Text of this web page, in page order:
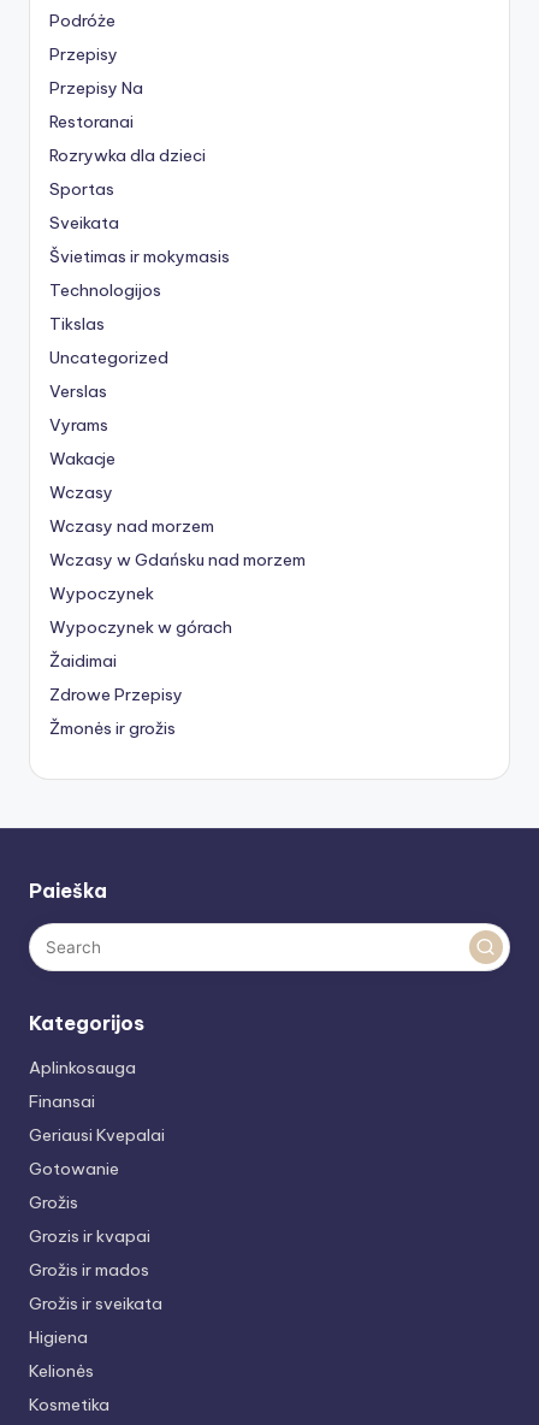
Podróże
Przepisy
Przepisy Na
Restoranai
Rozrywka dla dzieci
Sportas
Sveikata
Švietimas ir mokymasis
Technologijos
Tikslas
Uncategorized
Verslas
Vyrams
Wakacje
Wczasy
Wczasy nad morzem
Wczasy w Gdańsku nad morzem
Wypoczynek
Wypoczynek w górach
Žaidimai
Zdrowe Przepisy
Žmonės ir grožis
Paieška
Kategorijos
Aplinkosauga
Finansai
Geriausi Kvepalai
Gotowanie
Grožis
Grozis ir kvapai
Grožis ir mados
Grožis ir sveikata
Higiena
Kelionės
Kosmetika